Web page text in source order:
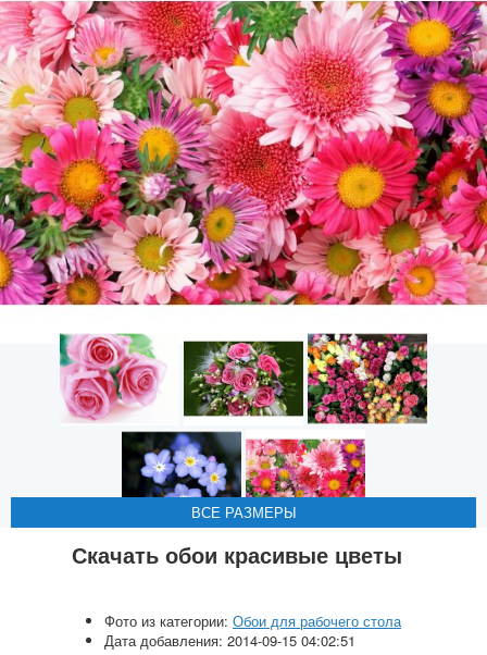
ВСЕ РАЗМЕРЫ
ВСЕ РАЗМЕРЫ
ВСЕ РАЗМЕРЫ
ВСЕ РАЗМЕРЫ
ВСЕ РАЗМЕРЫ
Скачать обои красивые цветы
Фото из категории: Обои для рабочего стола
Дата добавления: 2014-09-15 04:02:51